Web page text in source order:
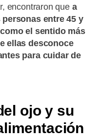
encontraron que a
personas entre 45 y
el sentido más
ellas desconoce
para cuidar de
ojo y su